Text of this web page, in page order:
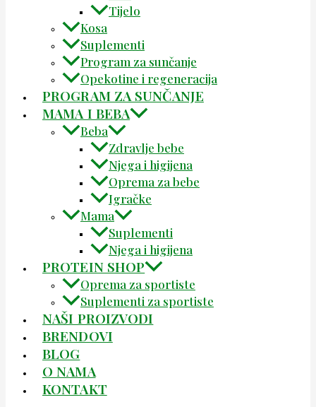
Tijelo
Kosa
Suplementi
Program za sunčanje
Opekotine i regeneracija
PROGRAM ZA SUNČANJE
MAMA I BEBA
Beba
Zdravlje bebe
Njega i higijena
Oprema za bebe
Igračke
Mama
Suplementi
Njega i higijena
PROTEIN SHOP
Oprema za sportiste
Suplementi za sportiste
NAŠI PROIZVODI
BRENDOVI
BLOG
O NAMA
KONTAKT